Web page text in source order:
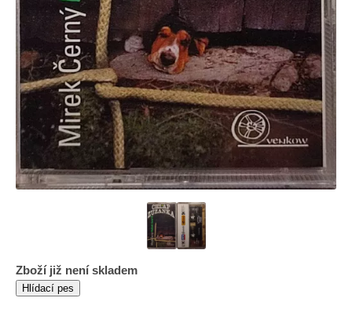
Zboží již není skladem